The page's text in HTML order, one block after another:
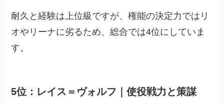
耐久と経験は上位級ですが、権能の決定力ではリ
オやリーナに劣るため、総合では4位にしていま
す。
5位：レイス＝ヴォルフ｜使役戦力と策謀